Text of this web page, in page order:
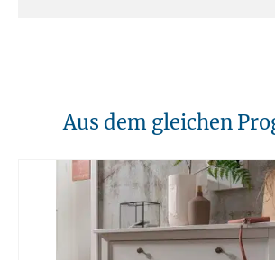
10. Brandschutz
für Kerzen oder anderen heißen Gegenständen.
Am Ende der Nutzungsdauer sollten Möbel
werden. Massivholz kann über den Sperrmüll
Sammelstellen abgegeben werden. Die
Entsorgungsvorschriften sind zu beachten.
Aus dem gleichen